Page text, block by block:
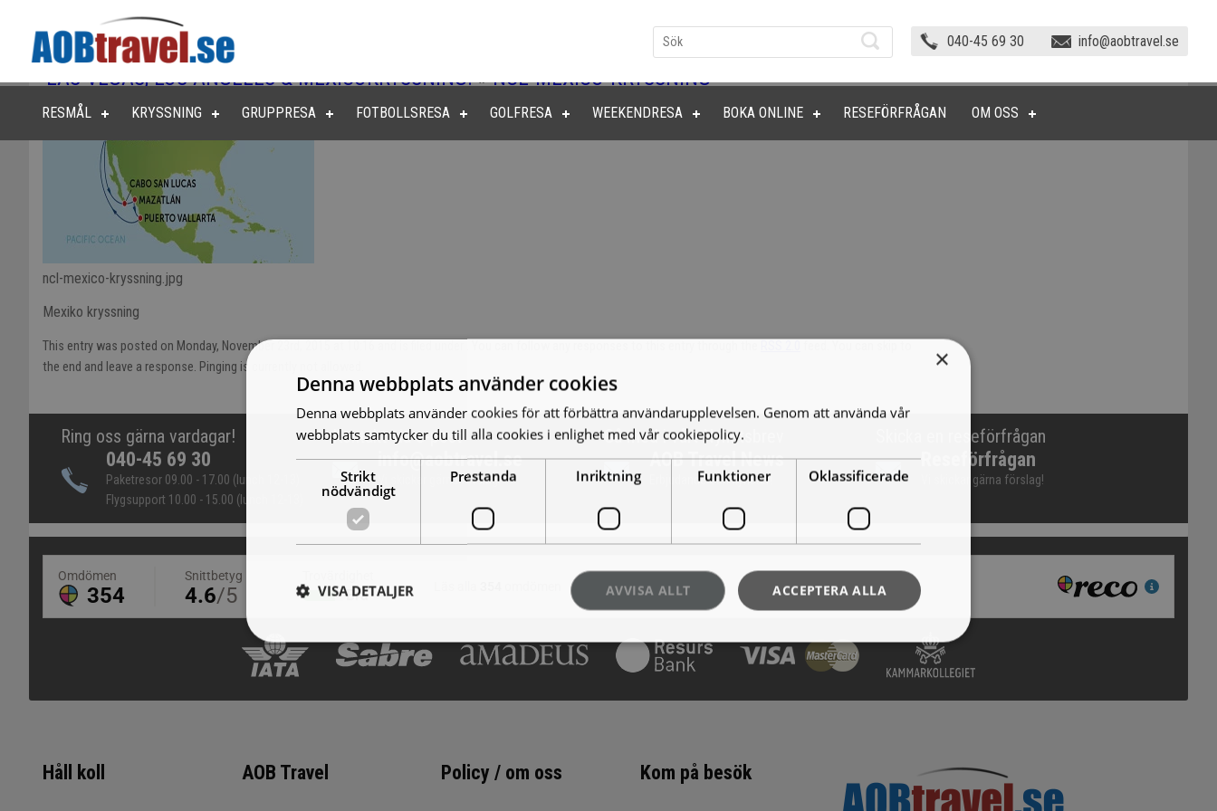
040-45 69 30 info@aobtravel.se
RESMÅL KRYSSNING GRUPPRESA FOTBOLLSRESA GOLFRESA WEEKENDRESA BOKA ONLINE RESEFÖRFRÅGAN OM OSS
LAS VEGAS, LOS ANGELES & MEXICOKRYSSNING!»NCL-MEXICO-KRYSSNING
ncl-mexico-kryssning.jpg
Mexiko kryssning
This entry was posted on Monday, November 23rd, 2015 at 10:16 and is filed under . You can follow any responses to this entry through the
the end and leave a response. Pinging is currently not allowed.
Ring oss gärna vardagar!
040-45 69 30
Paketresor 09.00 - 17.00 (lunch 12-13)
Flygsupport 10.00 - 15.00 (lunch 12-13)
Kontakt via e-post
info@aobtravel.se
Vi skickar gärna förslag!
Gå med i vårt Nyhetsbrev
AOB Travel News
Erbjudande och nyheter!
Skicka en reseförfrågan
Reseförfrågan
Vi skickar gärna förslag!
Håll koll AOB Travel Policy / om oss Kom på besök
×
Denna webbplats använder cookies
Denna webbplats använder cookies för att förbättra användarupplevelsen. Genom att använda vår
webbplats samtycker du till alla cookies i enlighet med vår cookiepolicy.
Strikt
nödvändigt
Prestanda Inriktning Funktioner Oklassificerade
ACCEPTERA ALLA
AVVISA ALLT
VISA DETALJER